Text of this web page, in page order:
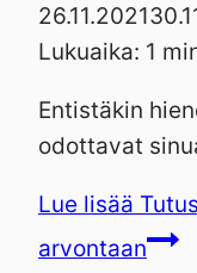
26.11.2021
Lukuaika: 1
Entistäkin
odottavat
Lue lisää
arvontaan